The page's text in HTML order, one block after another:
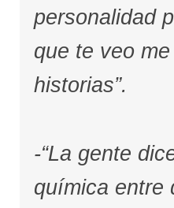
personalidad
que te veo
historias”.
-“La gente
química entre